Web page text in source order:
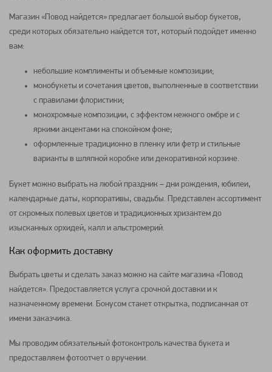
Магазин «Повод найдется» предлагает большой выбор букетов,
среди которых обязательно найдется тот, который подойдет именно
вам:
небольшие комплименты и объемные композиции;
монобукеты и сочетания цветов, выполненные в соответствии
с правилами флористики;
монохромные композиции, с эффектом нежного омбре и с
яркими акцентами на спокойном фоне;
оформленные традиционно в пленку или фетр и стильные
варианты в шляпной коробке или декоративной корзине.
Букет можно выбрать на любой праздник – дни рождения, юбилеи,
календарные даты, корпоративы, свадьбы. Представлен ассортимент
от скромных полевых цветов и традиционных хризантем до
изысканных орхидей, калл и альстромерий.
Как оформить доставку
Выбрать цветы и сделать заказ можно на сайте магазина «Повод
найдется». Предоставляется услуга срочной доставки и к
назначенному времени. Бонусом станет открытка, подписанная от
имени заказчика.
Мы проводим обязательный фотоконтроль качества букета и
предоставляем фотоотчет о вручении.